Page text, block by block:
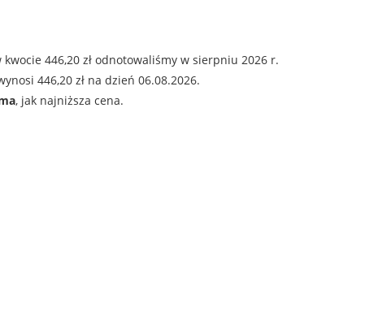
446,20 zł odnotowaliśmy w sierpniu 2026 r.
446,20 zł na dzień 06.08.2026.
, jak najniższa cena.